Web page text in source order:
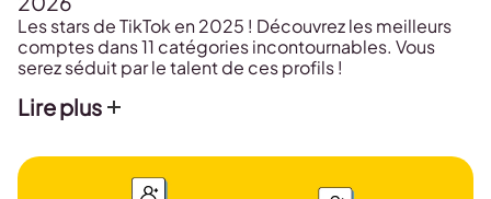
Les stars de TikTok en 2025 ! Découvrez les meilleurs
comptes dans 11 catégories incontournables. Vous
serez séduit par le talent de ces profils !
Lire plus